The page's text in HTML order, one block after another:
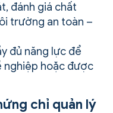
đánh giá chất
trường an toàn –
đủ năng lực để
nghiệp hoặc được
chỉ quản lý